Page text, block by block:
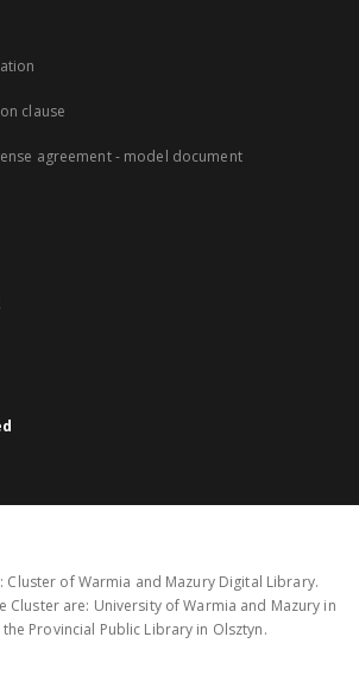
clause
agreement - model document
Cluster of Warmia and Mazury Digital Library.
Cluster are: University of Warmia and Mazury in
Provincial Public Library in Olsztyn.